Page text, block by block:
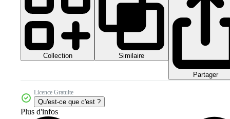
Collection Similaire
Partager
Licence Gratuite
Qu'est-ce que c'est ?
Plus d'infos